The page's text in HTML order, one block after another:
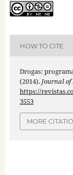
HOW TO CITE
Drogas:
(2014). Journal of
https://
3553
MORE